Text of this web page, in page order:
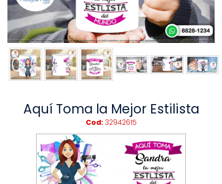
Aquí Toma la Mejor Estilista
Cod:32942615